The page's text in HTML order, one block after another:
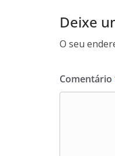
Deixe
O seu
Comentário